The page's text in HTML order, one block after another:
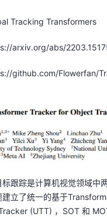
Tracking Transformers
arxiv.org/abs/
github.com/Flowerfan/
跟踪是计算机视觉领域中
立了统一的基于
(UTT) ，SOT 和